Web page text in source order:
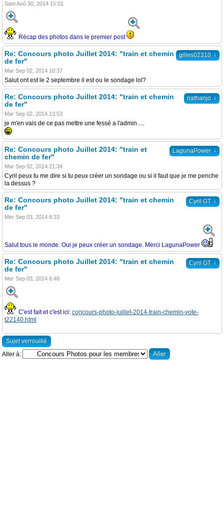
Sam Aoû 30, 2014 15:01
Récap des photos dans le premier post
gilles02310 ↓
Re: Concours photo Juillet 2014: "train et chemin
de fer"
Mar Sep 02, 2014 10:37
Salut ont est le 2 septembre il est ou le sondage lol?
nathanjo ↓
Re: Concours photo Juillet 2014: "train et chemin
de fer"
Mar Sep 02, 2014 13:53
je m'en vais de ce pas mettre une fessé a l'admin ....
LagunaPower ↓
Re: Concours photo Juillet 2014: "train et
chemin de fer"
Mar Sep 02, 2014 21:34
Cyril peux tu me dire si tu peux créer un sondage ou si il faut que je me penche
la dessus ?
Cyril GT ↓
Re: Concours photo Juillet 2014: "train et chemin
de fer"
Mer Sep 03, 2014 6:33
Salut tous le monde. Oui je peux créer un sondage. Merci LagunaPower
Cyril GT ↓
Re: Concours photo Juillet 2014: "train et chemin
de fer"
Mer Sep 03, 2014 6:48
C'est fait et c'est ici: concours-photo-juillet-2014-train-chemin-vote-
t22140.html
Sujet verrouillé
Aller à: